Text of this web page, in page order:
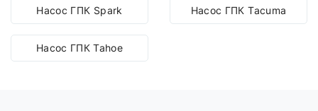
Насос ГПК Spark Насос ГПК Tacuma
Насос ГПК Tahoe